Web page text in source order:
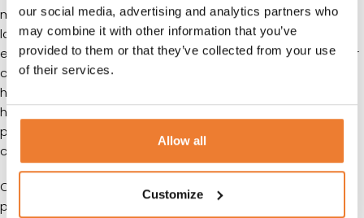
our social media, advertising and analytics partners who
may combine it with other information that you’ve
provided to them or that they’ve collected from your use
of their services.
Allow all
Customize
mot kaj och går snabbt att montera. Confoot CFP 30 klarar
lastvikter upp till 30 ton och används om det ska stå dikt an
en lastkaj utan mellanrum för riskfritt insteg. Varje ben väger
ca 25 kg och monteras med snabbfästen i containerns
hörnlådor. När bilen backat till anvisad plats ställs de i rätt
höjd, därefter sänker bilen lufttrycket så att containern står
på egna ben varpå lastbilen kan köra ut och lämna
containern. Priset avser 4 st ben.
OBS! Containern skall spännas fast i kajen innan lastning
påbörjas med kätting eller spännband.